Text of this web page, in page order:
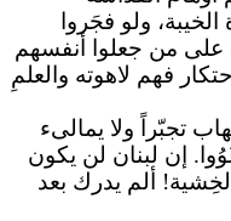
ولو فجَروا
على من جعلوا أنفسهم
فهم لاهوته والعلمِ
تجبّراً ولا يمالىء
إن لبنان لن يكون
لخِشية! ألم يدرك بعد